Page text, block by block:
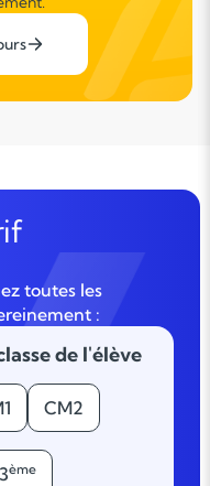
toutes les
:
de l'élève
CM2
3ème